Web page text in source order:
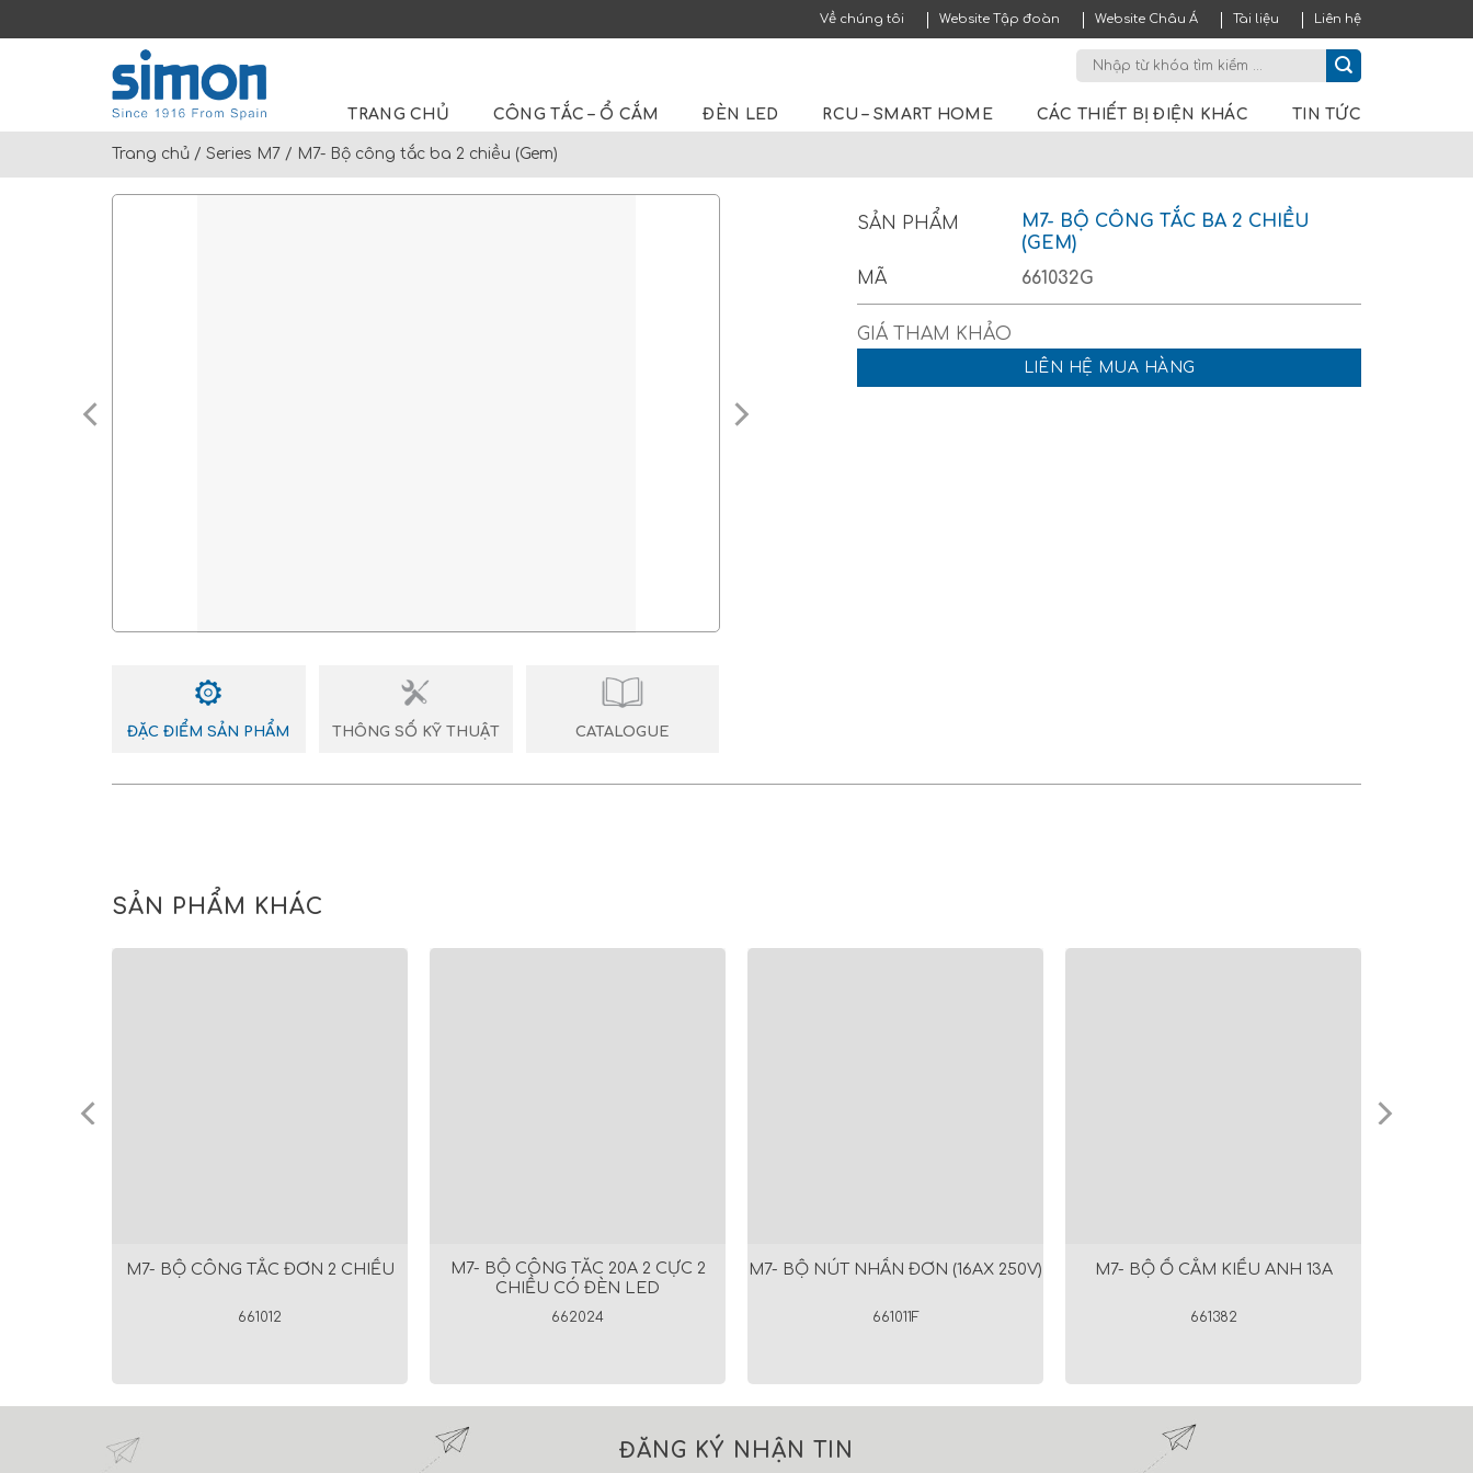
to
Về chúng tôi Website Tập đoàn Website Châu Á Tài liệu Liên hệ
TRANG CHỦ CÔNG TẮC – Ổ CẮM ĐÈN LED RCU – SMART HOME CÁC THIẾT BỊ ĐIỆN KHÁC TIN TỨC
Trang chủ / Series M7 / M7- Bộ công tắc ba 2 chiều (Gem)
ĐẶC ĐIỂM SẢN PHẨM THÔNG SỐ KỸ THUẬT CATALOGUE
SẢN PHẨM
M7- BỘ CÔNG TẮC BA 2 CHIỀU
(GEM)
MÃ
661032G
LIÊN HỆ MUA HÀNG
SẢN PHẨM KHÁC
M7- BỘ CÔNG TẮC ĐƠN 2 CHIỀU
661012
M7- BỘ CÔNG TẮC 20A 2 CỰC 2
CHIỀU CÓ ĐÈN LED
662024
M7- BỘ NÚT NHẤN ĐƠN (16AX 250V)
661011F
M7- BỘ Ổ CẮM KIỂU ANH 13A
661382
ĐĂNG KÝ NHẬN TIN